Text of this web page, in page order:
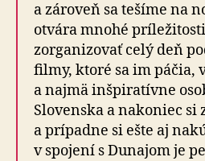
a zároveň sa tešíme na
otvára mnohé
zorganizovať celý deň
filmy, ktoré sa im páčia,
a najmä inšpiratívne
Slovenska a nakoniec si
a prípadne si ešte aj
v spojení s Dunajom je